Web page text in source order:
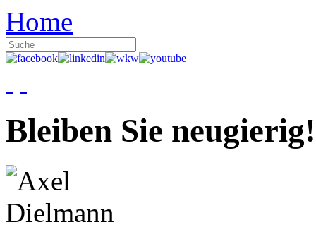
Home
Bleiben Sie neugierig!